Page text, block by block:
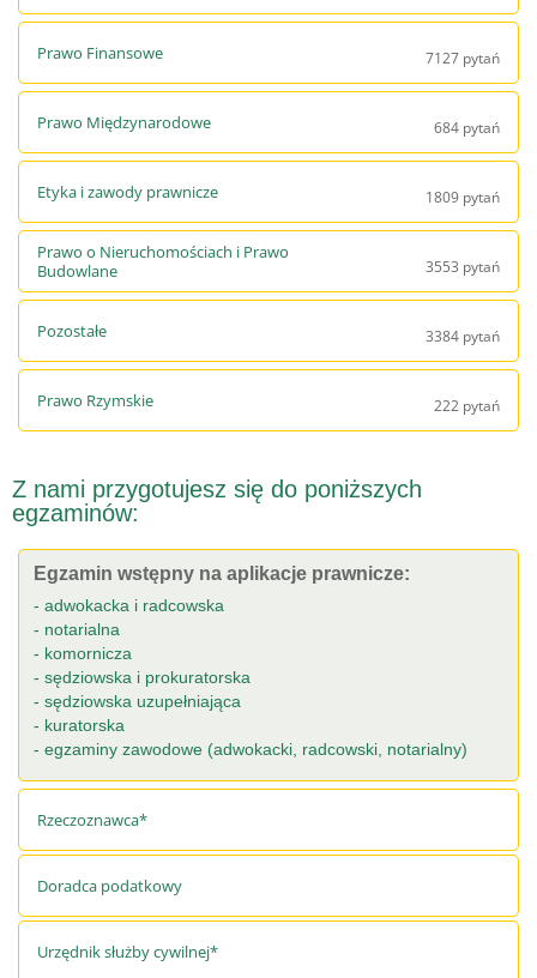
Prawo Finansowe 7127 pytań
Prawo Międzynarodowe 684 pytań
Etyka i zawody prawnicze 1809 pytań
Prawo o Nieruchomościach i Prawo
Budowlane
3553 pytań
Pozostałe 3384 pytań
Prawo Rzymskie 222 pytań
Z nami przygotujesz się do poniższych
egzaminów:
Egzamin wstępny na aplikacje prawnicze:
adwokacka i radcowska
notarialna
komornicza
sędziowska i prokuratorska
sędziowska uzupełniająca
kuratorska
egzaminy zawodowe (adwokacki, radcowski, notarialny)
Rzeczoznawca*
Doradca podatkowy
Urzędnik służby cywilnej*